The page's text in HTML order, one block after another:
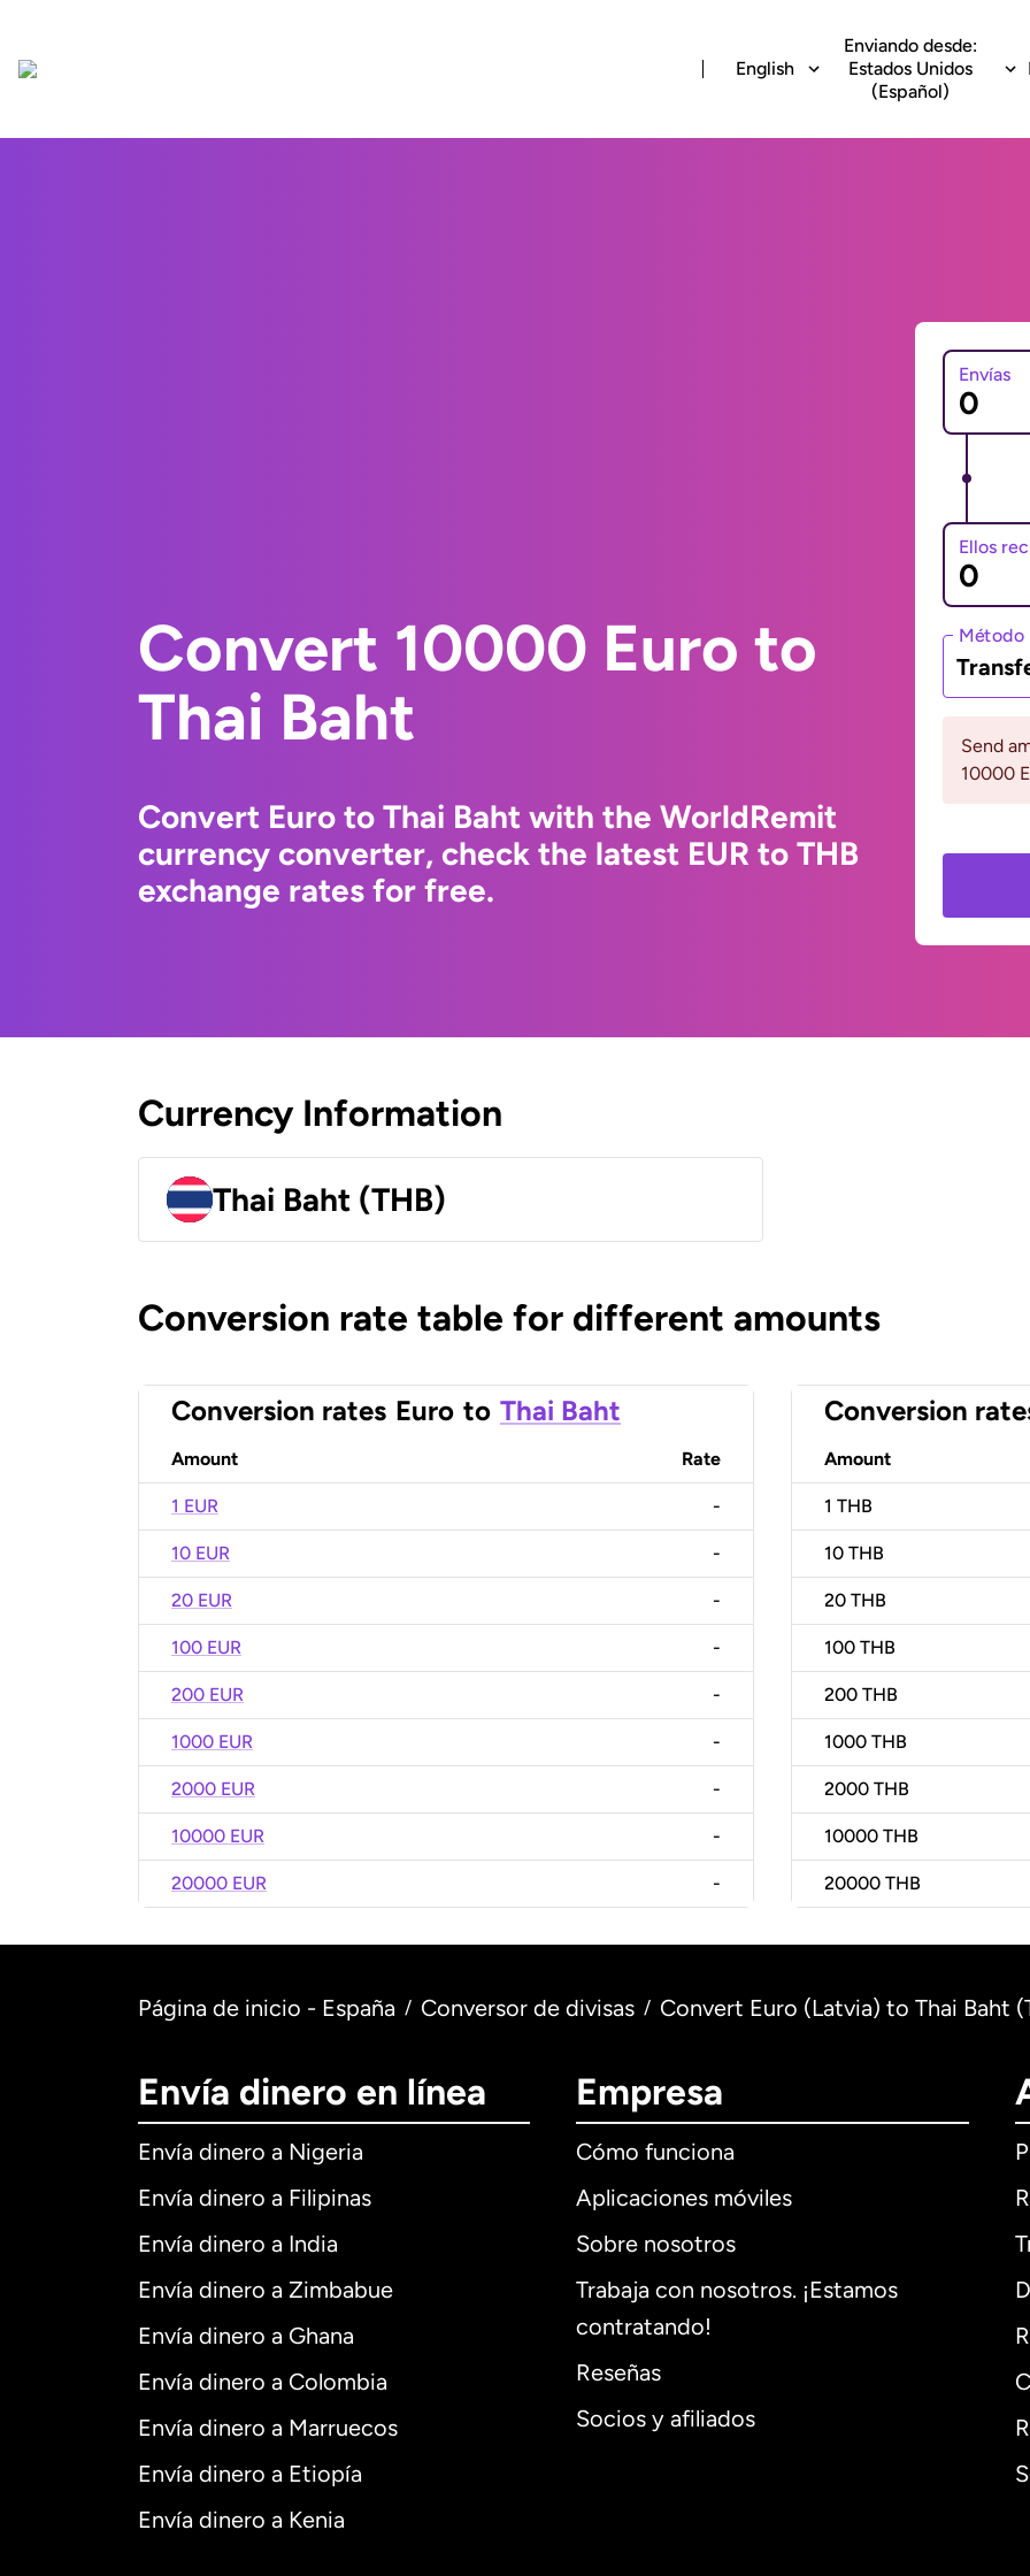
English
Enviando desde:
Estados Unidos
(Español)
Convert 10000 Euro to
Thai Baht
Convert Euro to Thai Baht with the WorldRemit
currency converter, check the latest EUR to THB
exchange rates for free.
Envías
Ellos
Método
Send
10000
Currency Information
Thai Baht (THB)
Conversion rate table for different amounts
Conversion rates Euro to Thai Baht
Amount Rate
1 EUR -
10 EUR -
20 EUR -
100 EUR -
200 EUR -
1000 EUR -
2000 EUR -
10000 EUR -
20000 EUR -
Conversion
Amount
1 THB
10 THB
20 THB
100 THB
200 THB
1000 THB
2000 THB
10000 THB
20000 THB
Página de inicio - España / Conversor de divisas / Convert Euro (Latvia) to Thai Baht
Envía dinero en línea
Envía dinero a Nigeria
Envía dinero a Filipinas
Envía dinero a India
Envía dinero a Zimbabue
Envía dinero a Ghana
Envía dinero a Colombia
Envía dinero a Marruecos
Envía dinero a Etiopía
Envía dinero a Kenia
Empresa
Cómo funciona
Aplicaciones móviles
Sobre nosotros
Trabaja con nosotros. ¡Estamos
contratando!
Reseñas
Socios y afiliados